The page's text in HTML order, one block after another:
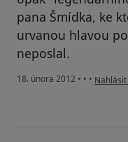
pana Šmídka, ke
urvanou hlavou
neposlal.
18. února 2012 • • • podle